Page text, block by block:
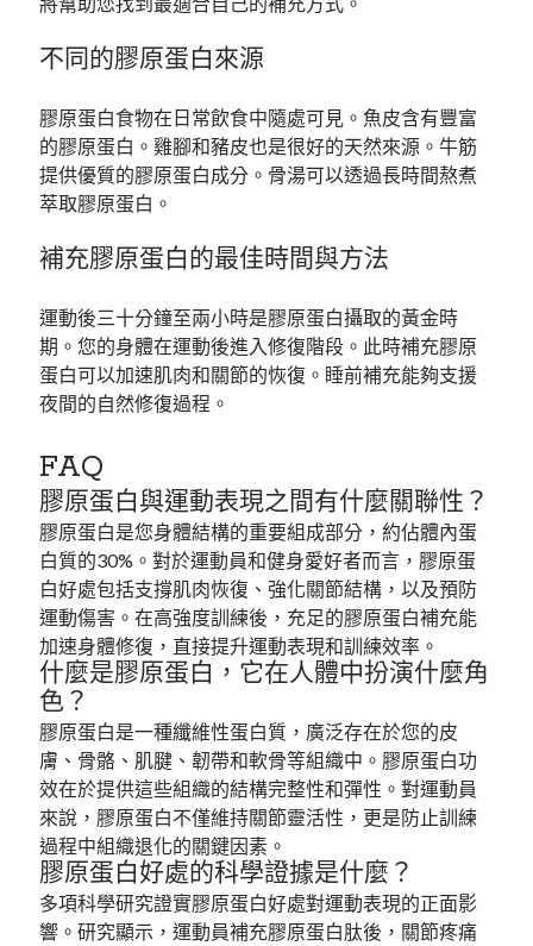
不同的膠原蛋白來源
膠原蛋白食物在日常飲食中隨處可見。魚皮含有豐富
的膠原蛋白。雞腳和豬皮也是很好的天然來源。牛筋
提供優質的膠原蛋白成分。骨湯可以透過長時間熬煮
萃取膠原蛋白。
補充膠原蛋白的最佳時間與方法
運動後三十分鐘至兩小時是膠原蛋白攝取的黃金時
期。您的身體在運動後進入修復階段。此時補充膠原
蛋白可以加速肌肉和關節的恢復。睡前補充能夠支援
夜間的自然修復過程。
FAQ
膠原蛋白與運動表現之間有什麼關聯性？
膠原蛋白是您身體結構的重要組成部分，約佔體內蛋
白質的30%。對於運動員和健身愛好者而言，膠原蛋
白好處包括支撐肌肉恢復、強化關節結構，以及預防
運動傷害。在高強度訓練後，充足的膠原蛋白補充能
加速身體修復，直接提升運動表現和訓練效率。
什麼是膠原蛋白，它在人體中扮演什麼角
色？
膠原蛋白是一種纖維性蛋白質，廣泛存在於您的皮
膚、骨骼、肌腱、韌帶和軟骨等組織中。膠原蛋白功
效在於提供這些組織的結構完整性和彈性。對運動員
來說，膠原蛋白不僅維持關節靈活性，更是防止訓練
過程中組織退化的關鍵因素。
膠原蛋白好處的科學證據是什麼？
多項科學研究證實膠原蛋白好處對運動表現的正面影
響。研究顯示，運動員補充膠原蛋白肽後，關節疼痛